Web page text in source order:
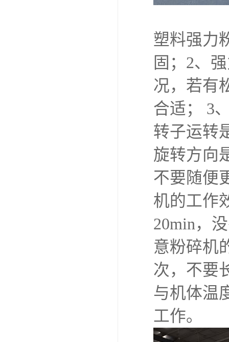
塑料强力
固；2、
况，若有
合适； 3
转子运转
旋转方向
不要随便
机的工作
20min，
意粉碎机
次，不要
与机体温
工作。